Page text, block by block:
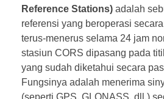
Reference Stations) adalah
referensi yang beroperasi
terus-menerus selama 24 jam
stasiun CORS dipasang pada
yang sudah diketahui secara
Fungsinya adalah menerima
(seperti GPS, GLONASS, dll.)